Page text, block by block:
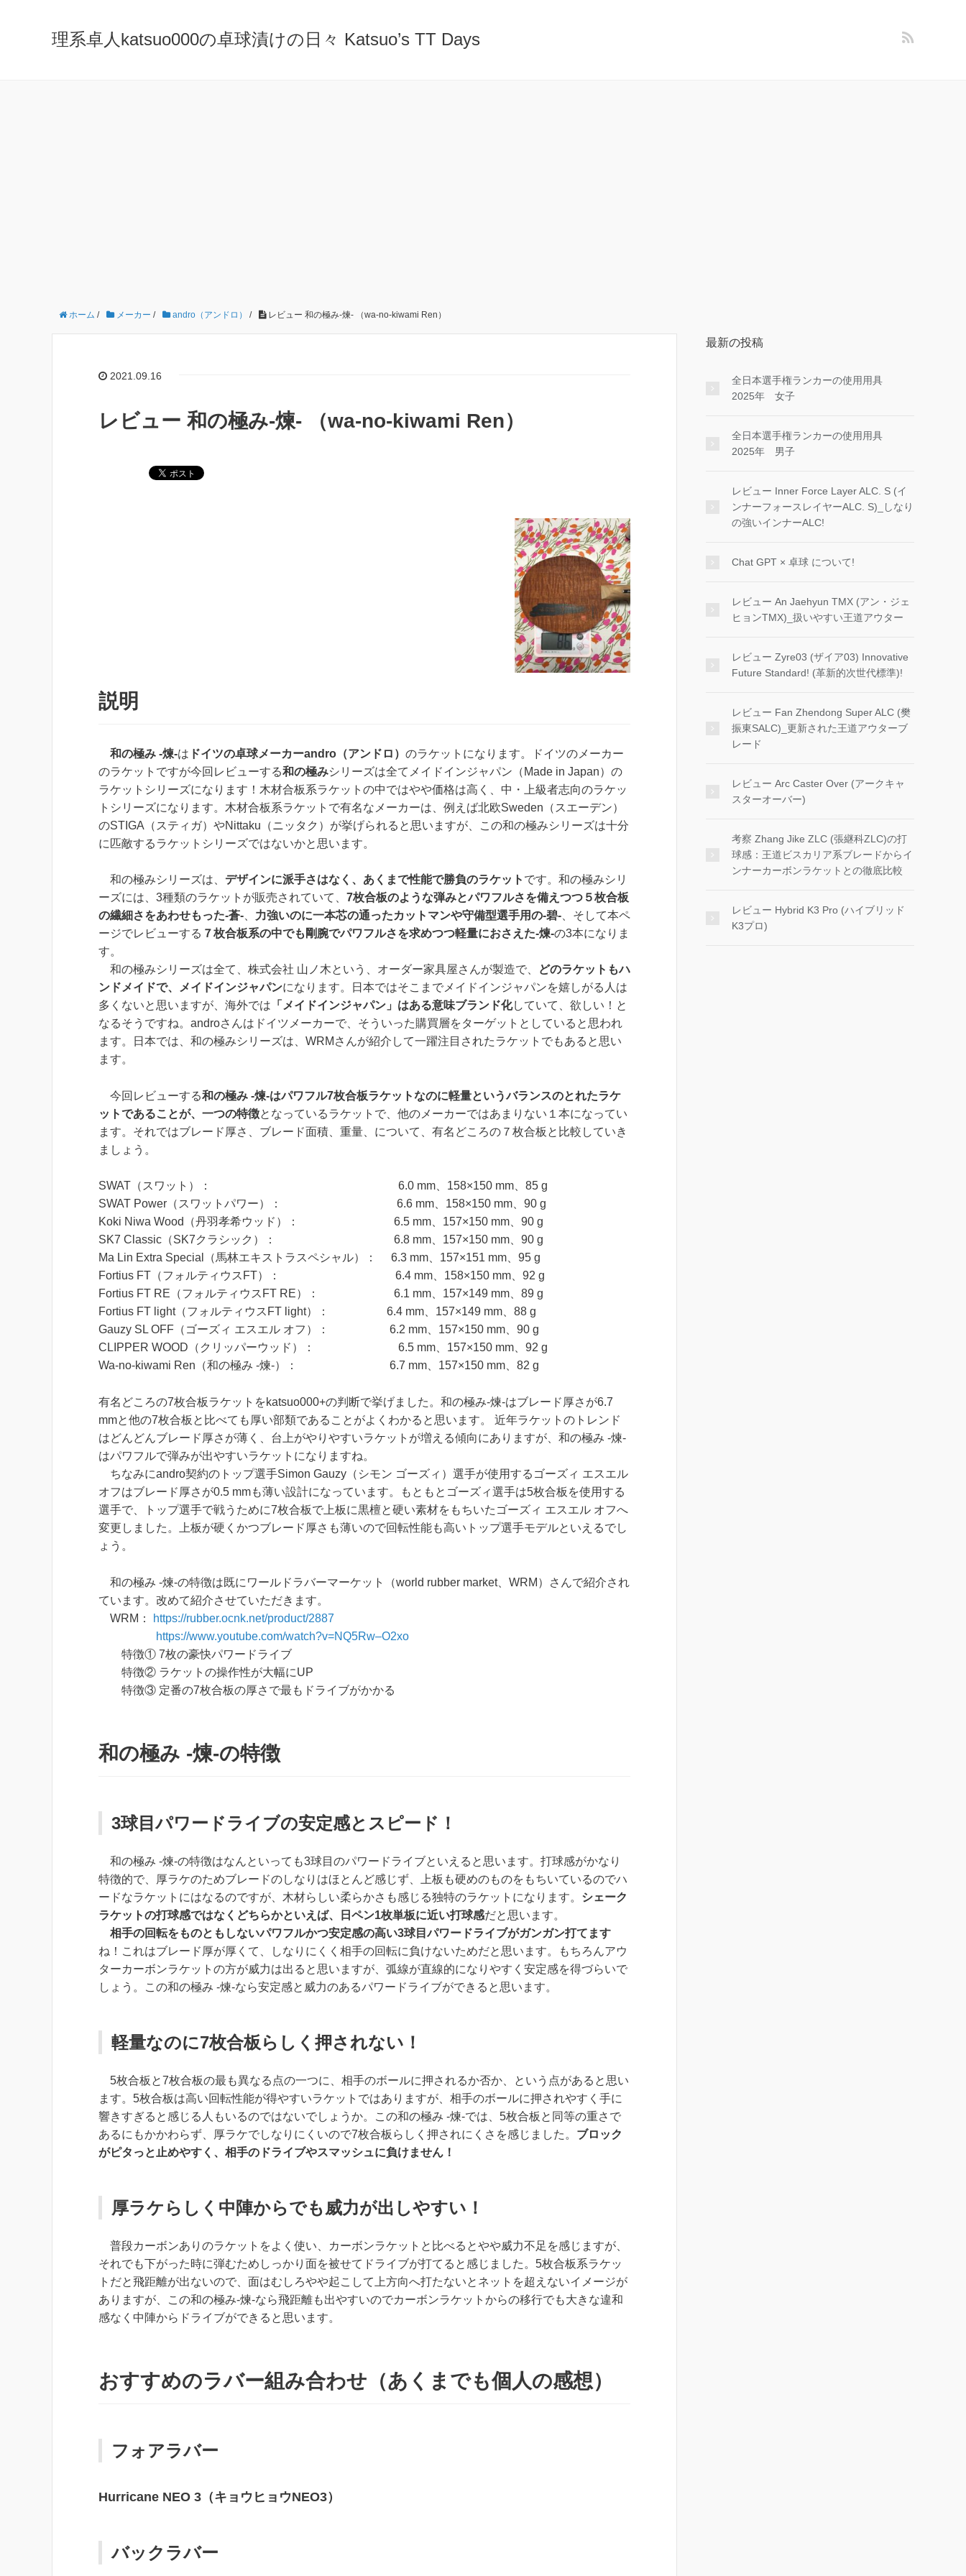
理系卓人katsuo000の卓球漬けの日々 Katsuo’s TT Days
ホーム / メーカー / andro（アンドロ） / レビュー 和の極み-煉- （wa-no-kiwami Ren）
2021.09.16
レビュー 和の極み-煉- （wa-no-kiwami Ren）
説明
和の極み -煉-は ドイツの卓球メーカーandro（アンドロ） のラケットになります。ドイツのメーカー
のラケットですが今回レビューする和の極みシリーズは全てメイドインジャパン（Made in Japan）の
ラケットシリーズになります！木材合板系ラケットの中ではやや価格は高く、中・上級者志向のラケッ
トシリーズになります。木材合板系ラケットで有名なメーカーは、例えば北欧Sweden（スエーデン）
のSTIGA（スティガ）やNittaku（ニッタク）が挙げられると思いますが、この和の極みシリーズは十分
に匹敵するラケットシリーズではないかと思います。
和の極みシリーズは、 デザインに派手さはなく、あくまで性能で勝負のラケット です。和の極みシリ
ーズには、3種類のラケットが販売されていて、 7枚合板のような弾みとパワフルさを備えつつ５枚合板
の繊細さをあわせもった-蒼-
力強いのに一本芯の通ったカットマンや守備型選手用の-碧- 、そして本ペ
ージでレビューする ７枚合板系の中でも剛腕でパワフルさを求めつつ軽量におさえた-煉-の3本になりま
す。
和の極みシリーズは全て、株式会社 山ノ木という、オーダー家具屋さんが製造で、
どのラケットもハ
ンドメイドで、メイドインジャパンになります。日本ではそこまでメイドインジャパンを嬉しがる人は
多くないと思いますが、海外では 「メイドインジャパン」はある意味ブランド化していて、欲しい！と
なるそうですね。androさんはドイツメーカーで、そういった購買層をターゲットとしていると思われ
ます。日本では、和の極みシリーズは、WRMさんが紹介して一躍注目されたラケットでもあると思い
ます。
今回レビューする和の極み -煉-はパワフル7枚合板ラケットなのに軽量というバランスのとれたラケ
ットであることが、一つの特徴となっているラケットで、他のメーカーではあまりない１本になってい
ます。それではブレード厚さ、ブレード面積、重量、について、有名どころの７枚合板と比較していき
ましょう。
SWAT（スワット）： 6.0 mm、158×150 mm、85 g
SWAT Power（スワットパワー）： 6.6 mm、158×150 mm、90 g
Koki Niwa Wood（丹羽孝希ウッド）： 6.5 mm、157×150 mm、90 g
SK7 Classic（SK7クラシック）： 6.8 mm、157×150 mm、90 g
Ma Lin Extra Special（馬林エキストラスペシャル）： 6.3 mm、157×151 mm、95 g
Fortius FT（フォルティウスFT）： 6.4 mm、158×150 mm、92 g
Fortius FT RE（フォルティウスFT RE）： 6.1 mm、157×149 mm、89 g
Fortius FT light（フォルティウスFT light）： 6.4 mm、157×149 mm、88 g
Gauzy SL OFF（ゴーズィ エスエル オフ）： 6.2 mm、157×150 mm、90 g
CLIPPER WOOD（クリッパーウッド）： 6.5 mm、157×150 mm、92 g
Wa-no-kiwami Ren（和の極み -煉-）： 6.7 mm、157×150 mm、82 g
有名どころの7枚合板ラケットをkatsuo000+の判断で挙げました。和の極み-煉-はブレード厚さが6.7
mmと他の7枚合板と比べても厚い部類であることがよくわかると思います。 近年ラケットのトレンド
はどんどんブレード厚さが薄く、台上がやりやすいラケットが増える傾向にありますが、和の極み -煉-
はパワフルで弾みが出やすいラケットになりますね。
ちなみにandro契約のトップ選手Simon Gauzy（シモン ゴーズィ）選手が使用するゴーズィ エスエル
オフはブレード厚さが0.5 mmも薄い設計になっています。もともとゴーズィ選手は5枚合板を使用する
選手で、トップ選手で戦うために7枚合板で上板に黒檀と硬い素材をもちいたゴーズィ エスエル オフへ
変更しました。上板が硬くかつブレード厚さも薄いので回転性能も高いトップ選手モデルといえるでし
ょう。
和の極み -煉-の特徴は既にワールドラバーマーケット（world rubber market、WRM）さんで紹介され
ています。改めて紹介させていただきます。
WRM：
https://rubber.ocnk.net/product/2887
https://www.youtube.com/watch?v=NQ5Rw–O2xo
特徴① 7枚の豪快パワードライブ
特徴② ラケットの操作性が大幅にUP
特徴③ 定番の7枚合板の厚さで最もドライブがかかる
和の極み -煉-の特徴
3球目パワードライブの安定感とスピード！
和の極み -煉-の特徴はなんといっても3球目のパワードライブといえると思います。打球感がかなり
特徴的で、厚ラケのためブレードのしなりはほとんど感じず、上板も硬めのものをもちいているのでハ
ードなラケットにはなるのですが、木材らしい柔らかさも感じる独特のラケットになります。 シェーク
ラケットの打球感ではなくどちらかといえば、日ペン1枚単板に近い打球感だと思います。
相手の回転をものともしないパワフルかつ安定感の高い3球目パワードライブがガンガン打てます
ね！これはブレード厚が厚くて、しなりにくく相手の回転に負けないためだと思います。もちろんアウ
ターカーボンラケットの方が威力は出ると思いますが、弧線が直線的になりやすく安定感を得づらいで
しょう。この和の極み -煉-なら安定感と威力のあるパワードライブができる と思います。
軽量なのに7枚合板らしく押されない！
5枚合板と7枚合板の最も異なる点の一つに、相手のボールに押されるか否か、という点があると思い
ます。5枚合板は高い回転性能が得やすいラケットではありますが、相手のボールに押されやすく手に
響きすぎると感じる人もいるのではないでしょうか。この和の極み -煉-では、5枚合板と同等の重さで
あるにもかかわらず、厚ラケでしなりにくいので7枚合板らしく押されにくさを感じ ました。 ブロック
がピタっと止めやすく、相手のドライブやスマッシュに負けません！
厚ラケらしく中陣からでも威力が出しやすい！
普段カーボンありのラケットをよく使い、カーボンラケットと比べるとやや威力不足を感じますが、
それでも下がった時に弾むためしっかり面を被せてドライブが打てると感じました。5枚合板系ラケッ
トだと飛距離が出ないので、面はむしろやや起こして上方向へ打たないとネットを超えないイメージが
ありますが、
この和の極み-煉-なら飛距離も出やすいのでカーボンラケットからの移行でも大きな違和
感なく中陣からドライブができる と思います。
おすすめのラバー組み合わせ（あくまでも個人の感想）
フォアラバー
Hurricane NEO 3（キョウヒョウNEO3）
バックラバー
最新の投稿
全日本選手権ランカーの使用用具
2025年 女子
全日本選手権ランカーの使用用具
2025年 男子
レビュー Inner Force Layer ALC. S (イ
ンナーフォースレイヤーALC. S)_しなり
の強いインナーALC!
Chat GPT × 卓球 について!
レビュー An Jaehyun TMX (アン・ジェ
ヒョンTMX)_扱いやすい王道アウター
レビュー Zyre03 (ザイア03) Innovative
Future Standard! (革新的次世代標準)!
レビュー Fan Zhendong Super ALC (樊
振東SALC)_更新された王道アウターブ
レード
レビュー Arc Caster Over (アークキャ
スターオーバー)
考察 Zhang Jike ZLC (張継科ZLC)の打
球感：王道ビスカリア系ブレードからイ
ンナーカーボンラケットとの徹底比較
レビュー Hybrid K3 Pro (ハイブリッド
K3プロ)